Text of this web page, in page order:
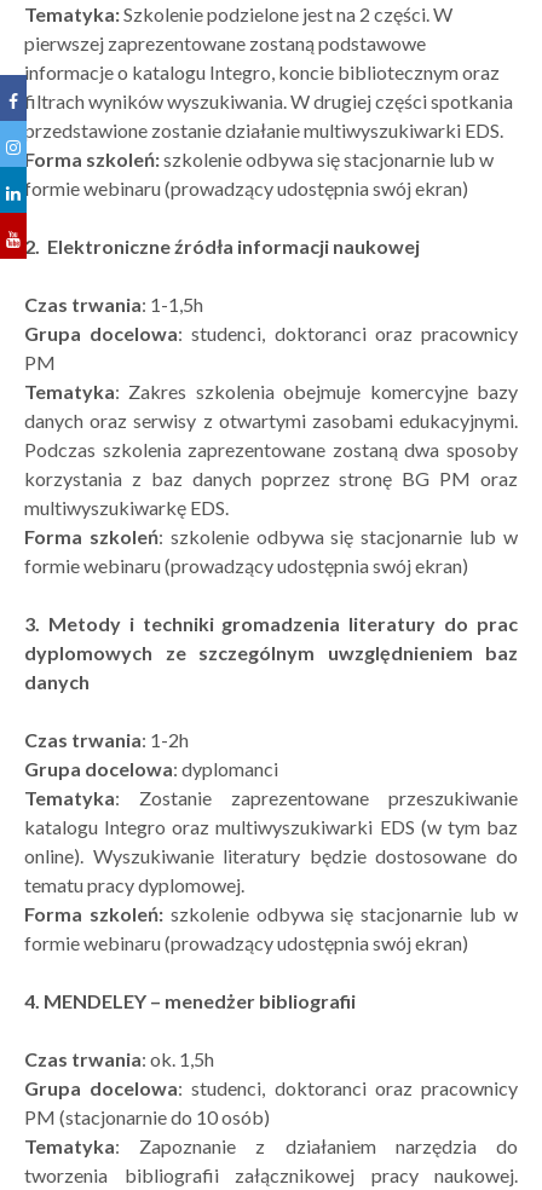
Tematyka:Szkolenie podzielone jest na 2 części. W
pierwszej zaprezentowane zostaną podstawowe
informacje o katalogu Integro, koncie bibliotecznym oraz
filtrach wyników wyszukiwania. W drugiej części spotkania
przedstawione zostanie działanie multiwyszukiwarki EDS.
Forma szkoleń:szkolenie odbywa się stacjonarnie lub w
formie webinaru (prowadzący udostępnia swój ekran)
2. Elektroniczne źródła informacji naukowej
Czas trwania: 1-1,5h
Grupa docelowa: studenci, doktoranci oraz pracownicy
PM
Tematyka: Zakres szkolenia obejmuje komercyjne bazy
danych oraz serwisy z otwartymi zasobami edukacyjnymi.
Podczas szkolenia zaprezentowane zostaną dwa sposoby
korzystania z baz danych poprzez stronę BG PM oraz
multiwyszukiwarkę EDS.
Forma szkoleń: szkolenie odbywa się stacjonarnie lub w
formie webinaru (prowadzący udostępnia swój ekran)
3. Metody i techniki gromadzenia literatury do prac
dyplomowych ze szczególnym uwzględnieniem baz
danych
Czas trwania: 1-2h
Grupa docelowa: dyplomanci
Tematyka: Zostanie zaprezentowane przeszukiwanie
katalogu Integro oraz multiwyszukiwarki EDS (w tym baz
online). Wyszukiwanie literatury będzie dostosowane do
tematu pracy dyplomowej.
Forma szkoleń:szkolenie odbywa się stacjonarnie lub w
formie webinaru (prowadzący udostępnia swój ekran)
4. MENDELEY – menedżer bibliografii
Czas trwania: ok. 1,5h
Grupa docelowa: studenci, doktoranci oraz pracownicy
PM (stacjonarnie do 10 osób)
Tematyka: Zapoznanie z działaniem narzędzia do
tworzenia bibliografii załącznikowej pracy naukowej.